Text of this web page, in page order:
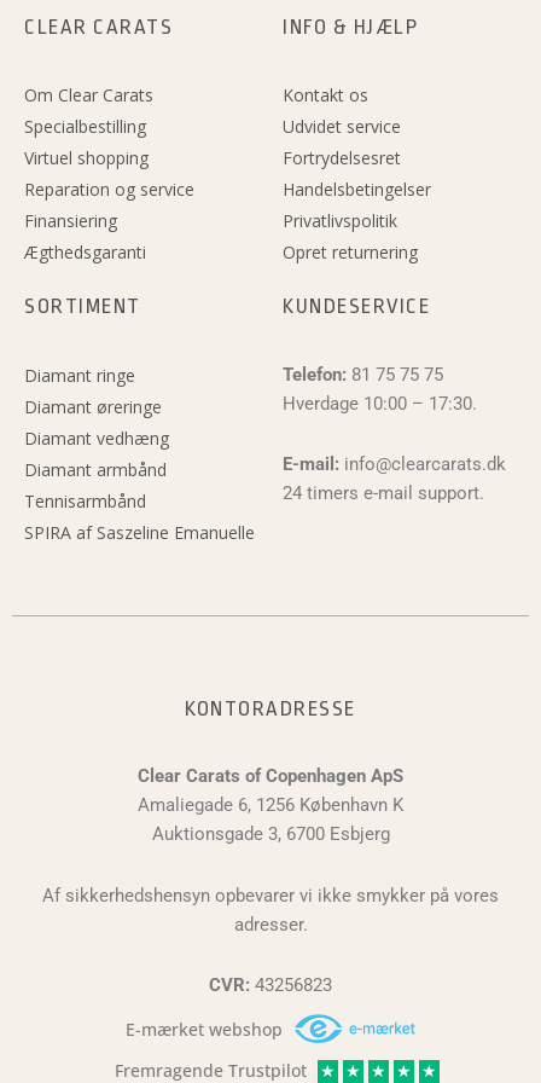
CLEAR CARATS
Om Clear Carats
Specialbestilling
Virtuel shopping
Reparation og service
Finansiering
Ægthedsgaranti
INFO & HJÆLP
Kontakt os
Udvidet service
Fortrydelsesret
Handelsbetingelser
Privatlivspolitik
Opret returnering
SORTIMENT
Diamant ringe
Diamant øreringe
Diamant vedhæng
Diamant armbånd
Tennisarmbånd
SPIRA af Saszeline Emanuelle
KUNDESERVICE
Telefon: 81 75 75 75
Hverdage 10:00 – 17:30.
E-mail: info@clearcarats.dk
24 timers e-mail support.
KONTORADRESSE
Clear Carats of Copenhagen ApS
Amaliegade 6, 1256 København K
Auktionsgade 3, 6700 Esbjerg
Af sikkerhedshensyn opbevarer vi ikke smykker på vores
adresser.
CVR: 43256823
E-mærket webshop
Fremragende Trustpilot
★ ★ ★ ★ ★